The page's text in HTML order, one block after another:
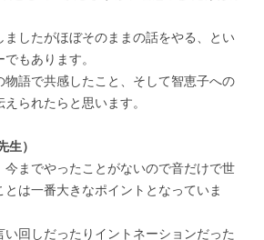
ましたがほぼそのままの話をやる、とい
もあります。
物語で共感したこと、そして智恵子への
られたらと思います。
）
今までやったことがないので音だけで世
は一番大きなポイントとなっていま
回しだったりイントネーションだった